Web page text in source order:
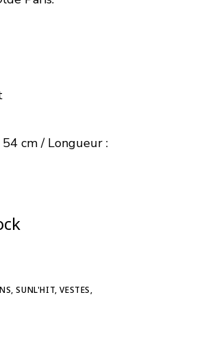
cm / Longueur :
,SUNL'HIT,VESTES,